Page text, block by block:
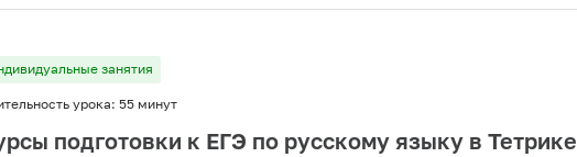
занятия
урока: 55 минут
подготовки к ЕГЭ по русскому языку в Тетрике